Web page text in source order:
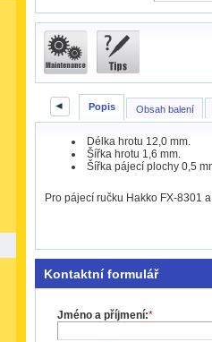
◄ Popis Obsah balení
Délka hrotu 12,0 mm.
Šířka hrotu 1,6 mm.
Šířka pájecí plochy 0,5
Pro pájecí ručku Hakko FX-8301
Kontaktní formulář
Jméno a příjmení:*